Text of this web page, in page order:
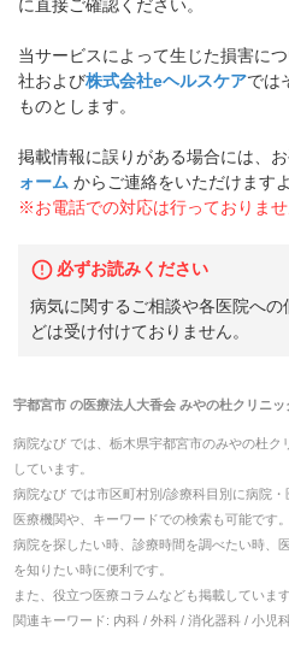
に直接ご確認ください。
当サービスによって生じた損害に
社および株式会社eヘルスケアでは
ものとします。
掲載情報に誤りがある場合には、お
ォーム からご連絡をいただけます
※お電話での対応は行っておりま
必ずお読みください
病気に関するご相談や各医院へ
どは受け付けておりません。
宇都宮市の医療法人大香会 みやの杜クリニッ
病院なび では、 栃木県宇都宮市のみやの杜ク
しています。
病院なび では市区町村別/診療科目別に病院
医療機関や、キーワードでの検索も可能です。
病院を探したい時、診療時間を調べたい時、
を知りたい時に便利です。
また、役立つ医療コラムなども掲載していま
関連キーワード: 内科 / 外科 / 消化器科 / 小児